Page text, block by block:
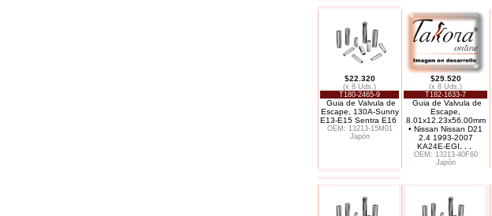
$22.320
(x 8 Uds.)
T180-2465-9
Guia de Valvula de
Escape, 130A-Sunny
E13-E15 Sentra E16
OEM: 13213-15M01
Japón
$29.520
(x 8 Uds.)
T182-1633-7
Guia de Valvula de
Escape,
8.01x12.23x56.00mm
• Nissan Nissan D21
2.4 1993-2007
KA24E-EGI
OEM: 13213-40F60
Japón